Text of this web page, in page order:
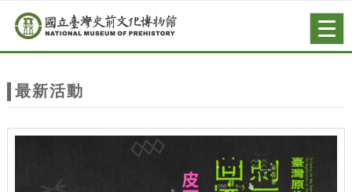
站
主
跳到主要內容
網站導覽
最新活動